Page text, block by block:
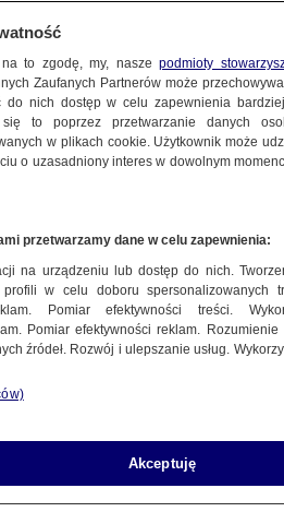
i deszcz
na to zgodę, my, naszepodmioty
Zaufanych Partnerów może
do nich dostęp w celu zapewnienia
się to poprzez przetwarzanie danych
w plikach cookie. Użytkownik może
o uzasadniony interes w dowolnym
przetwarzamy dane w celu zapewnienia:
na urządzeniu lub dostęp do nich.
profili w celu doboru spersonalizowanych
Pomiar efektywności treści.
Pomiar efektywności reklam.
źródeł. Rozwój i ulepszanie usług.
Akceptuję